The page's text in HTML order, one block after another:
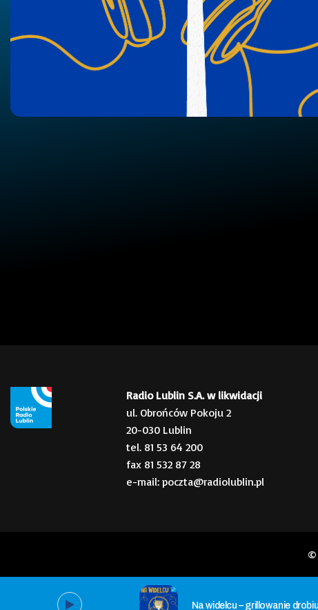
Radio Lublin S.A. w likwidacji
ul. Obrońców Pokoju 2
20-030 Lublin
tel. 81 53 64 200
fax 81 532 87 28
e-mail: poczta@radiolublin.pl
©
Na widelcu – grillowanie drobiu